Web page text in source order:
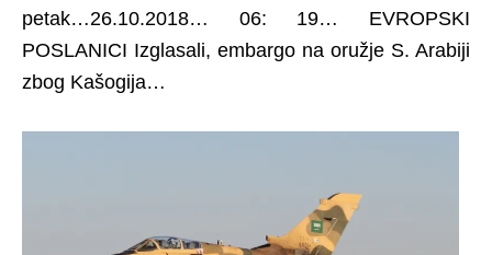
petak…26.10.2018… 06: 19… EVROPSKI
POSLANICI Izglasali, embargo na oružje S. Arabiji
zbog Kašogija…